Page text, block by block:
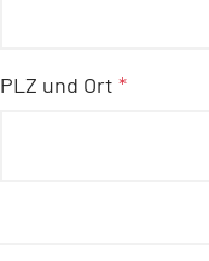
PLZ und Ort *